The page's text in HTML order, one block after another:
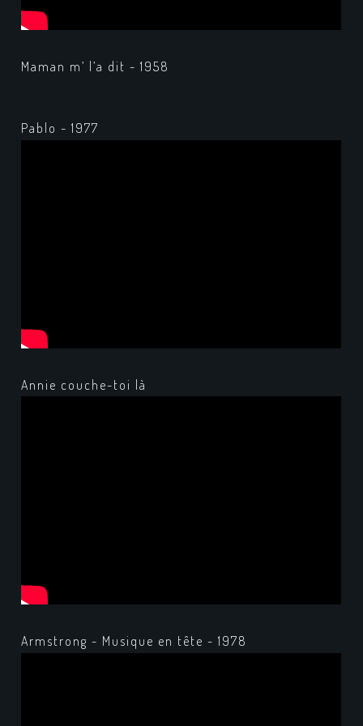
Maman m’ l’a dit - 1958
Pablo - 1977
Annie couche-toi là
Armstrong - Musique en tête - 1978